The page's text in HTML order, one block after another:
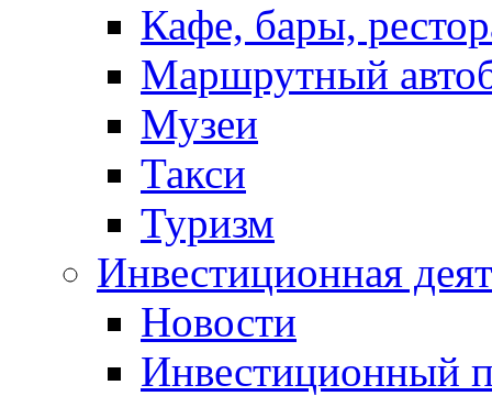
Кафе, бары,
Маршрутный
Музеи
Такси
Туризм
Инвестиционная
Новости
Инвестиционный